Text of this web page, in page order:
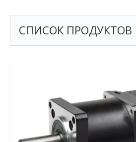
СПИСОК ПРОДУКТОВ